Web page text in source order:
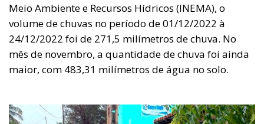
Meio Ambiente e Recursos Hídricos (INEMA), o
volume de chuvas no período de 01/12/2022 à
24/12/2022 foi de 271,5 milímetros de chuva. No
mês de novembro, a quantidade de chuva foi ainda
maior, com 483,31 milímetros de água no solo.